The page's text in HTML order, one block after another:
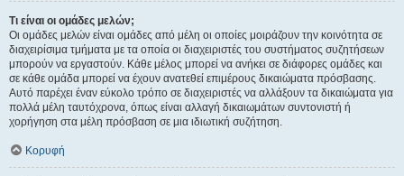
Τι είναι οι ομάδες μελών;
Οι ομάδες μελών είναι ομάδες από μέλη οι οποίες μοιράζουν την κοινότητα σε
διαχειρίσιμα τμήματα με τα οποία οι διαχειριστές του συστήματος συζητήσεων
μπορούν να εργαστούν. Κάθε μέλος μπορεί να ανήκει σε διάφορες ομάδες και
σε κάθε ομάδα μπορεί να έχουν ανατεθεί επιμέρους δικαιώματα πρόσβασης.
Αυτό παρέχει έναν εύκολο τρόπο σε διαχειριστές να αλλάξουν τα δικαιώματα για
πολλά μέλη ταυτόχρονα, όπως είναι αλλαγή δικαιωμάτων συντονιστή ή
χορήγηση στα μέλη πρόσβαση σε μια ιδιωτική συζήτηση.
Κορυφή